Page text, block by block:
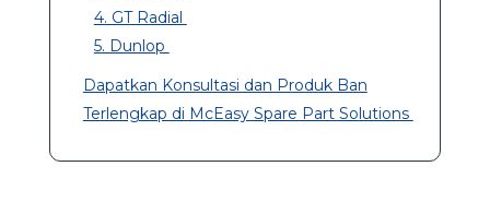
4. GT Radial
5. Dunlop
Dapatkan Konsultasi dan Produk Ban
Terlengkap di McEasy Spare Part Solutions